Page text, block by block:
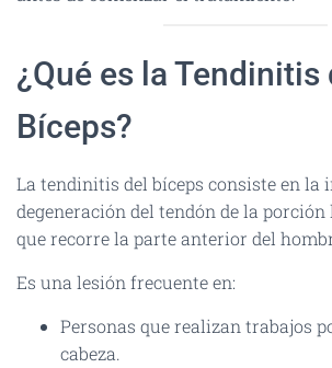
¿Qué es la Tendinitis
Bíceps?
La tendinitis del bíceps consiste en la
degeneración del tendón de la porción
que recorre la parte anterior del
Es una lesión frecuente en:
Personas que realizan trabajos
cabeza.